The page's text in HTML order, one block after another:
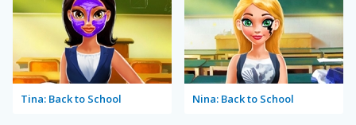
Tina: Back to School Nina: Back to School